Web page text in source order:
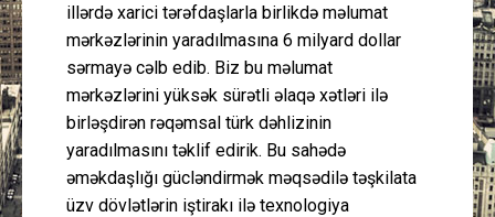
illərdə xarici tərəfdaşlarla birlikdə məlumat
mərkəzlərinin yaradılmasına 6 milyard dollar
sərmayə cəlb edib. Biz bu məlumat
mərkəzlərini yüksək sürətli əlaqə xətləri ilə
birləşdirən rəqəmsal türk dəhlizinin
yaradılmasını təklif edirik. Bu sahədə
əməkdaşlığı gücləndirmək məqsədilə təşkilata
üzv dövlətlərin iştirakı ilə texnologiya